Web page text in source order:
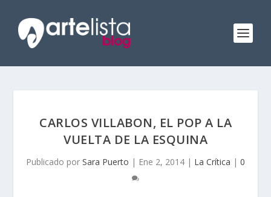
CARLOS VILLABON, EL POP A LA
VUELTA DE LA ESQUINA
Publicado por Sara Puerto | Ene 2, 2014 | La Crítica | 0